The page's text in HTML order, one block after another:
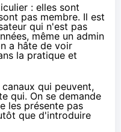
: elles sont
pas membre. Il est
qui n'est pas
même un admin
a hâte de voir
la pratique et
qui peuvent,
qui. On se demande
les présente pas
que d'introduire